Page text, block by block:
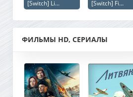
[Switch] Li... [Switch] Fi...
ФИЛЬМЫ HD, СЕРИАЛЫ